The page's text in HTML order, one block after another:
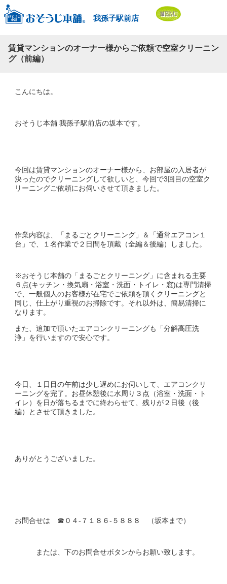
我孫子駅前店
賃貸マンションのオーナー様からご依頼で空室クリーニン
グ（前編）
こんにちは。
おそうじ本舗 我孫子駅前店の坂本です。
今回は賃貸マンションのオーナー様から、お部屋の入居者が
決ったのでクリーニングして欲しいと、今回で3回目の空室ク
リーニングご依頼にお伺いさせて頂きました。
作業内容は、「まるごとクリーニング」＆「通常エアコン１
台」で、１名作業で２日間を頂戴（全編＆後編）しました。
※おそうじ本舗の「まるごとクリーニング」に含まれる主要
６点(キッチン・換気扇・浴室・洗面・トイレ・窓)は専門清掃
で、一般個人のお客様が在宅でご依頼を頂くクリーニングと
同じ、仕上がり重視のお掃除です。それ以外は、簡易清掃に
なります。
また、追加で頂いたエアコンクリーニングも「分解高圧洗
浄」を行いますので安心です。
今日、１日目の午前は少し遅めにお伺いして、エアコンクリ
ーニングを完了。お昼休憩後に水周り３点（浴室・洗面・ト
イレ）を日が落ちるまでに終わらせて、残りが２日後（後
編）とさせて頂きました。
ありがとうございました。
お問合せは ☎０４-７１８６-５８８８ （坂本まで）
または、下のお問合せボタンからお願い致します。